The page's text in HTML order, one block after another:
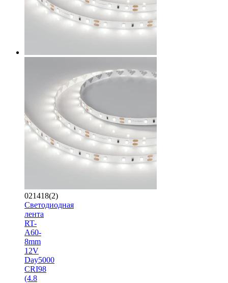
021418(2)
Светодиодная
лента
RT-
A60-
8mm
12V
Day5000
CRI98
(4.8